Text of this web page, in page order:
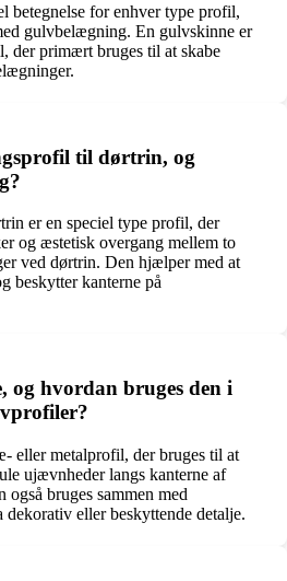
betegnelse for enhver type profil,
gulvbelægning. En gulvskinne er
der primært bruges til at skabe
til dørtrin, og
er en speciel type profil, der
og æstetisk overgang mellem to
ved dørtrin. Den hjælper med at
beskytter kanterne på
og hvordan bruges den i
eller metalprofil, der bruges til at
ujævnheder langs kanterne af
bruges sammen med
eller beskyttende detalje.